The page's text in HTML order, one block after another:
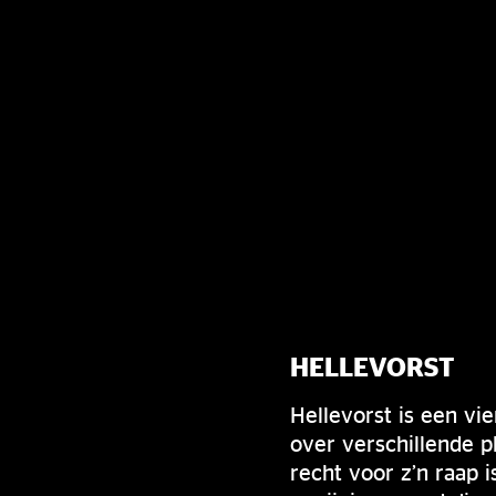
HELLEVORST
Hellevorst is een
over verschillende
recht voor z’n raap